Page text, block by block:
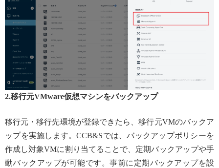
2.移行元VMware仮想マシンをバックアップ
移行元・移行先環境が登録できたら、移行元VMのバックア
ップを実施します。CCB&Sでは、バックアップポリシーを
作成し対象VMに割り当てることで、定期バックアップや手
動バックアップが可能です。事前に定期バックアップを設